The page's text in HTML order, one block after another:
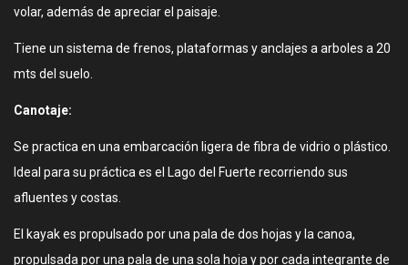
volar, además de apreciar el paisaje.
Tiene un sistema de frenos, plataformas y anclajes a arboles a 20
mts del suelo.
Canotaje:
Se practica en una embarcación ligera de fibra de vidrio o plástico.
Ideal para su práctica es el Lago del Fuerte recorriendo sus
afluentes y costas.
El kayak es propulsado por una pala de dos hojas y la canoa,
propulsada por una pala de una sola hoja y por cada integrante de